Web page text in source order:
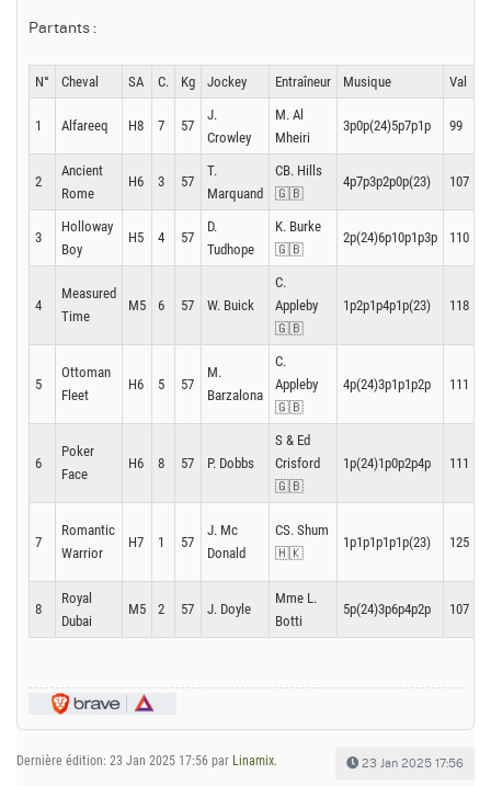
Partants :
N° Cheval SA C. Kg Jockey Entraîneur Musique Val
1 Alfareeq H8 7 57
J.
Crowley
M. Al
Mheiri
3p0p(24)5p7p1p 99
2
Ancient
Rome
H6 3 57
T.
Marquand
CB. Hills
🇬🇧
4p7p3p2p0p(23) 107
3
Holloway
Boy
H5 4 57
D.
Tudhope
K. Burke
🇬🇧
2p(24)6p10p1p3p 110
4
Measured
Time
M5 6 57 W. Buick
C.
Appleby
🇬🇧
1p2p1p4p1p(23) 118
5
Ottoman
Fleet
H6 5 57
M.
Barzalona
C.
Appleby
🇬🇧
4p(24)3p1p1p2p 111
6
Poker
Face
H6 8 57 P. Dobbs
S & Ed
Crisford
🇬🇧
1p(24)1p0p2p4p 111
7
Romantic
Warrior
H7 1 57
J. Mc
Donald
CS. Shum
🇭🇰
1p1p1p1p1p(23) 125
8
Royal
Dubai
M5 2 57 J. Doyle
Mme L.
Botti
5p(24)3p6p4p2p 107
Dernière édition: 23 Jan 2025 17:56 par Linamix. 23 Jan 2025 17:56